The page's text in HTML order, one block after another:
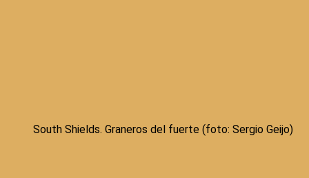
South Shields. Graneros del fuerte (foto: Sergio Geijo)